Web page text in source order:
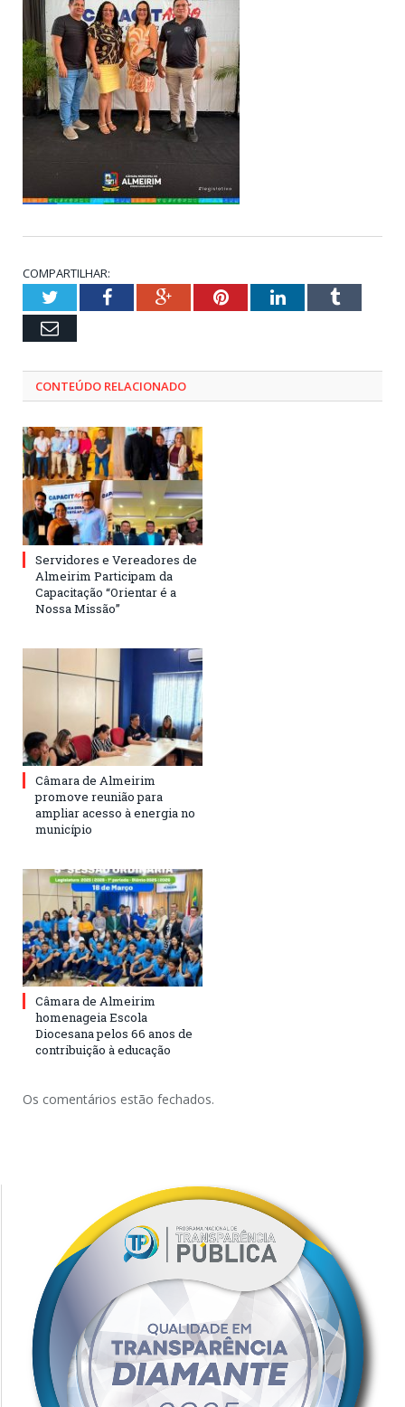
COMPARTILHAR:
TwitterFacebookGoogle+PinterestLinkedInTumblr
Email
CONTEÚDO RELACIONADO
Servidores e Vereadores de
Almeirim Participam da
Capacitação “Orientar é a
Nossa Missão”
Câmara de Almeirim
promove reunião para
ampliar acesso à energia no
município
Câmara de Almeirim
homenageia Escola
Diocesana pelos 66 anos de
contribuição à educação
Os comentários estão fechados.